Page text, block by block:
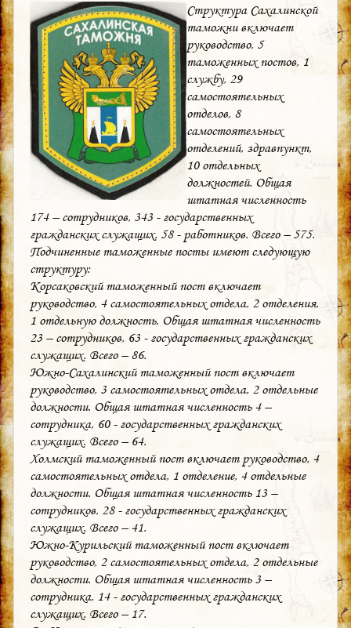
Структура Сахалинской
таможни включает
руководство, 5
таможенных постов, 1
службу, 29
самостоятельных
отделов, 8
самостоятельных
отделений, здравпункт,
10 отдельных
должностей. Общая
штатная численность
174 – сотрудников, 343 - государственных
гражданских служащих, 58 - работников. Всего – 575.
Подчиненные таможенные посты имеют следующую
структуру:
Корсаковский таможенный пост включает
руководство, 4 самостоятельных отдела, 2 отделения,
1 отдельную должность. Общая штатная численность
23 – сотрудников, 63 - государственных гражданских
служащих. Всего – 86.
Южно-Сахалинский таможенный пост включает
руководство, 3 самостоятельных отдела, 2 отдельные
должности. Общая штатная численность 4 –
сотрудника, 60 - государственных гражданских
служащих. Всего – 64.
Холмский таможенный пост включает руководство, 4
самостоятельных отдела, 1 отделение, 4 отдельные
должности. Общая штатная численность 13 –
сотрудников, 28 - государственных гражданских
служащих. Всего – 41.
Южно-Курильский таможенный пост включает
руководство, 2 самостоятельных отдела, 2 отдельные
должности. Общая штатная численность 3 –
сотрудника, 14 - государственных гражданских
служащих. Всего – 17.